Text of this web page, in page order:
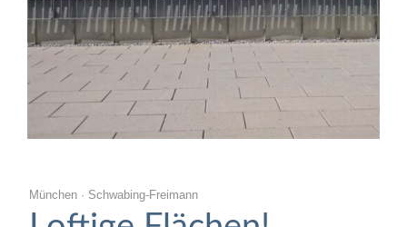
München · Schwabing-Freimann